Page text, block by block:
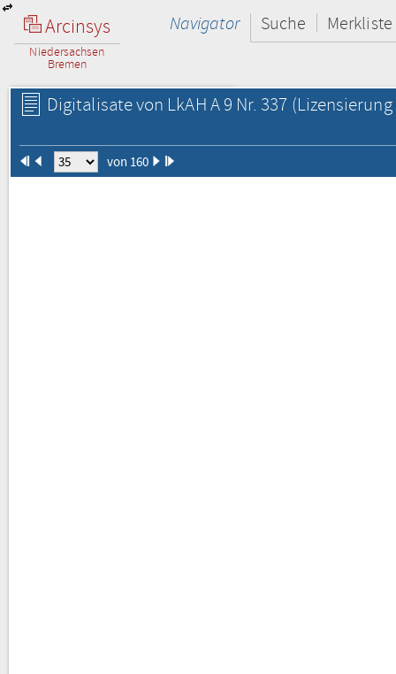
Arcinsys
Niedersachsen
Bremen
Navigator Suche Merkliste
Digitalisate von LkAH A 9 Nr. 337
von 160